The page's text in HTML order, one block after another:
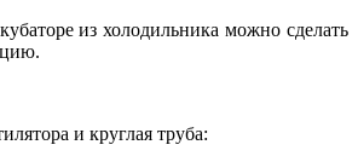
из холодильника можно сделать
и круглая труба: